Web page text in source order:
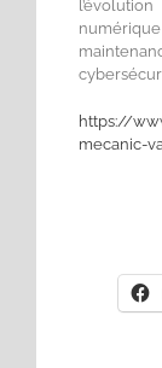
https://
mecanic-